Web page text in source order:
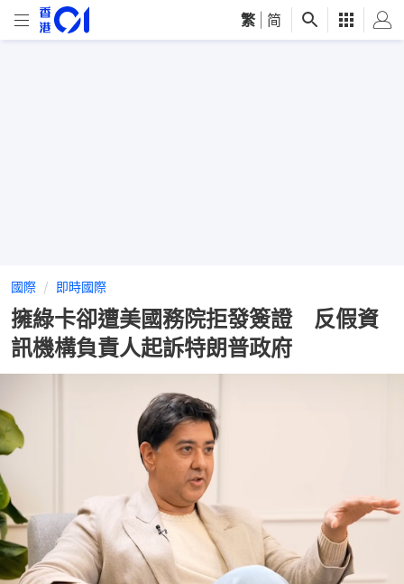
繁 简
國際 即時國際
擁綠卡卻遭美國務院拒發簽證 反假資
訊機構負責人起訴特朗普政府